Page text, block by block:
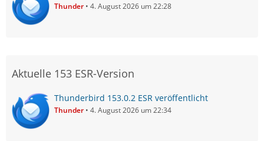
Thunder 4. August 2026 um 22:28
Aktuelle 153 ESR-Version
Thunderbird 153.0.2 ESR veröffentlicht
Thunder 4. August 2026 um 22:34